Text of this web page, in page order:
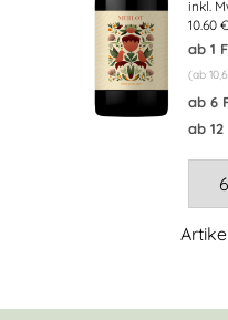
10.60
ab 1
(ab
ab 6
ab 12